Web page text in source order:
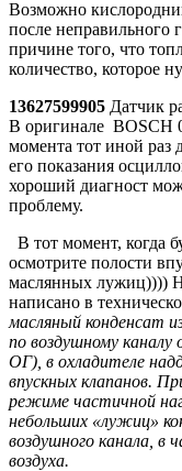
Возможно
после неправильного
причине того, что
количество, которое
13627599905 Датчик
В оригинале BOSCH
момента тот иной раз
его показания
хороший диагност
проблему.
В тот момент, когда
осмотрите полости
маслянных лужиц))))
написано в
масляный конденсат
по воздушному
ОГ), в охладителе
впускных клапанов.
режиме частичной
небольших «лужиц»
воздушного канала, в
воздуха.